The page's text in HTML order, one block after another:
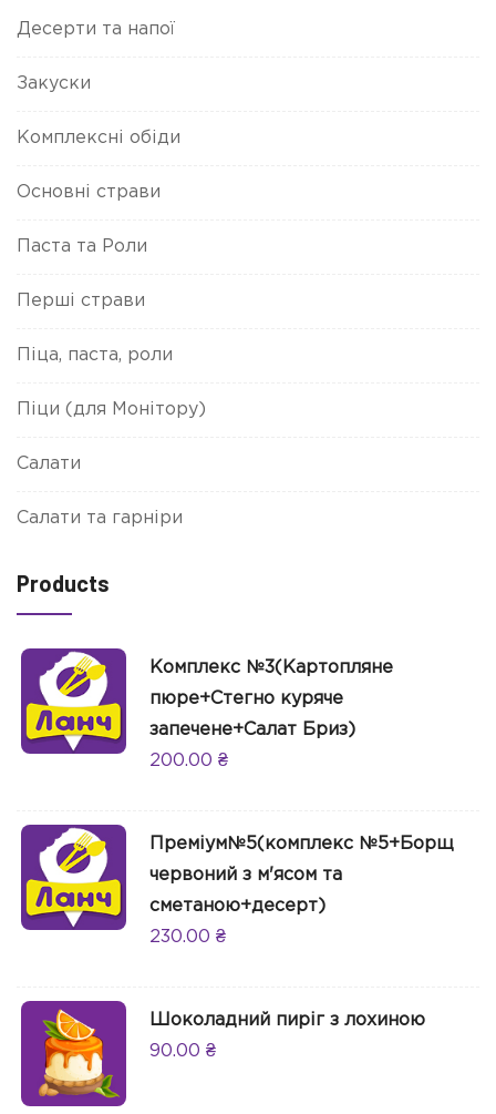
Десерти та напої
Закуски
Комплексні обіди
Основні страви
Паста та Роли
Перші страви
Піца, паста, роли
Піци (для Монітору)
Салати
Салати та гарніри
Products
Комплекс №3(Картопляне
пюре+Стегно куряче
запечене+Салат Бриз)
200.00 ₴
Преміум№5(комплекс №5+Борщ
червоний з м'ясом та
сметаною+десерт)
230.00 ₴
Шоколадний пиріг з лохиною
90.00 ₴